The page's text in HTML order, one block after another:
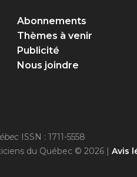
Abonnements
Thèmes à venir
Publicité
Nous joindre
ISSN : 1711-5558
du Québec © 2026 | Avis